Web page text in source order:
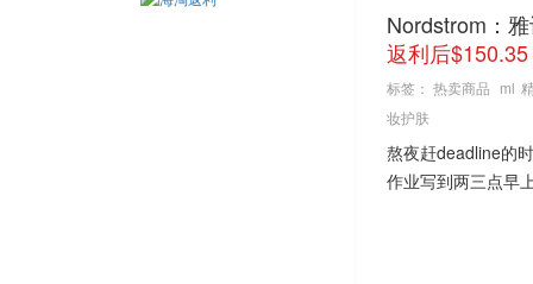
Nordstrom：
返利后
标签： 热卖商品 ml
妆护肤
熬夜赶deadline的
作业写到两三点早